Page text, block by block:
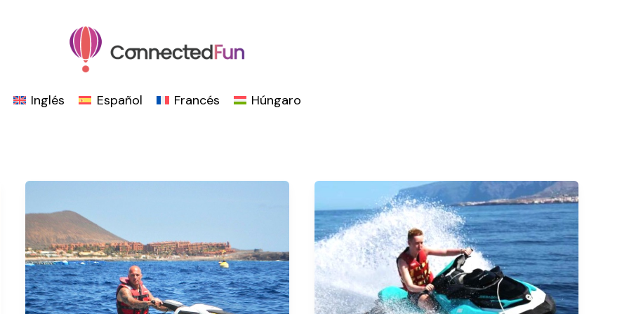
Inglés Español Francés Húngaro